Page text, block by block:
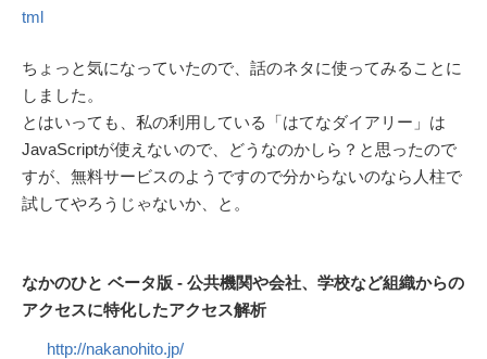
tml
ちょっと気になっていたので、話のネタに使ってみることに
しました。
とはいっても、私の利用している「はてなダイアリー」は
JavaScriptが使えないので、どうなのかしら？と思ったので
すが、無料サービスのようですので分からないのなら人柱で
試してやろうじゃないか、と。
なかのひと ベータ版 - 公共機関や会社、学校など組織からの
アクセスに特化したアクセス解析
http://nakanohito.jp/